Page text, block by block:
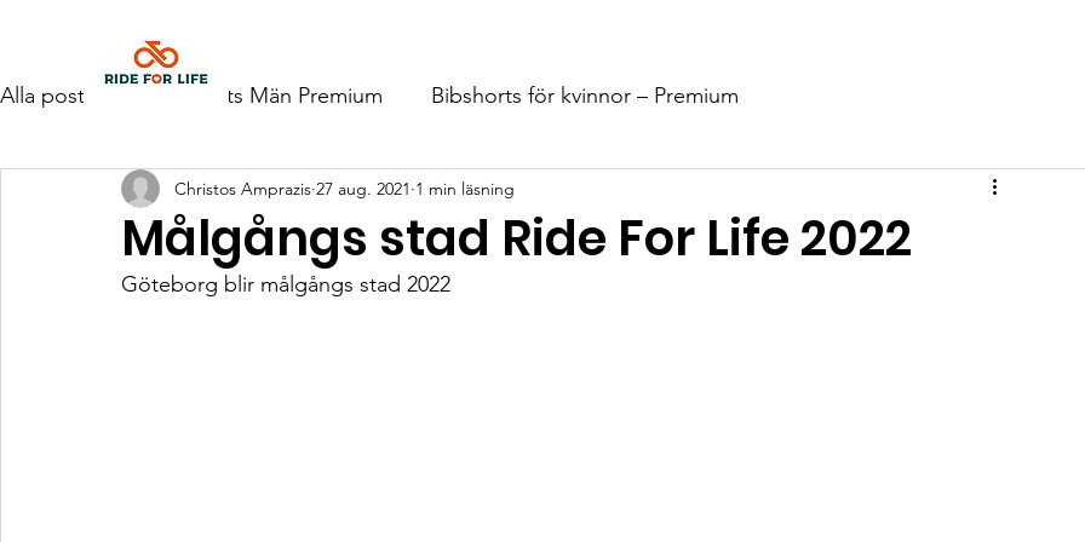
Alla poster Bibshorts Män Premium Bibshorts för kvinnor – Premium
Målgångs stad Ride For Life 2022
Christos Amprazis 27 aug. 2021 1 min läsning
Göteborg blir målgångs stad 2022